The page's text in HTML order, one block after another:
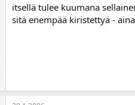
itsellä tulee kuumana
sitä enempää kiristettyä -